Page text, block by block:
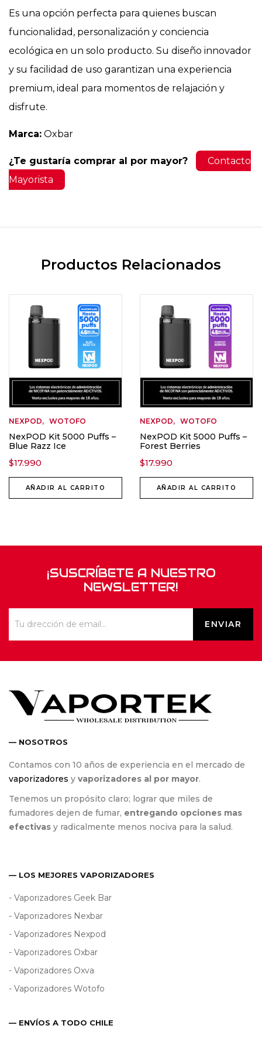
Es una opción perfecta para quienes buscan
funcionalidad, personalización y conciencia
ecológica en un solo producto. Su diseño innovador
y su facilidad de uso garantizan una experiencia
premium, ideal para momentos de relajación y
disfrute.
Marca: Oxbar
¿Te gustaría comprar al por mayor?
Contacto
Mayorista
Productos Relacionados
NEXPOD WOTOFO
NexPOD Kit 5000 Puffs –
Blue Razz Ice
$17.990
AÑADIR AL CARRITO
NEXPOD WOTOFO
NexPOD Kit 5000 Puffs –
Forest Berries
$17.990
AÑADIR AL CARRITO
¡SUSCRÍBETE A NUESTRO
NEWSLETTER!
— NOSOTROS
Contamos con 10 años de experiencia en el mercado de
vaporizadores y vaporizadores al por mayor.
Tenemos un propósito claro; lograr que miles de
fumadores dejen de fumar, entregando opciones mas
efectivas y radicalmente menos nociva para la salud.
— LOS MEJORES VAPORIZADORES
- Vaporizadores Geek Bar
- Vaporizadores Nexbar
- Vaporizadores Nexpod
- Vaporizadores Oxbar
- Vaporizadores Oxva
- Vaporizadores Wotofo
— ENVÍOS A TODO CHILE